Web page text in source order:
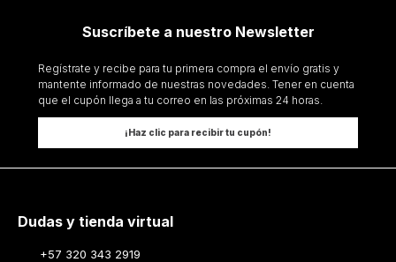
Suscríbete a nuestro Newsletter
Regístrate y recibe para tu primera compra el envío gratis y
mantente informado de nuestras novedades. Tener en cuenta
que el cupón llega a tu correo en las próximas 24 horas.
¡Haz clic para recibir tu cupón!
Dudas y tienda virtual
+57 320 343 2919